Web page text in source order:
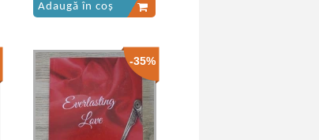
Adaugă în coș
-35%